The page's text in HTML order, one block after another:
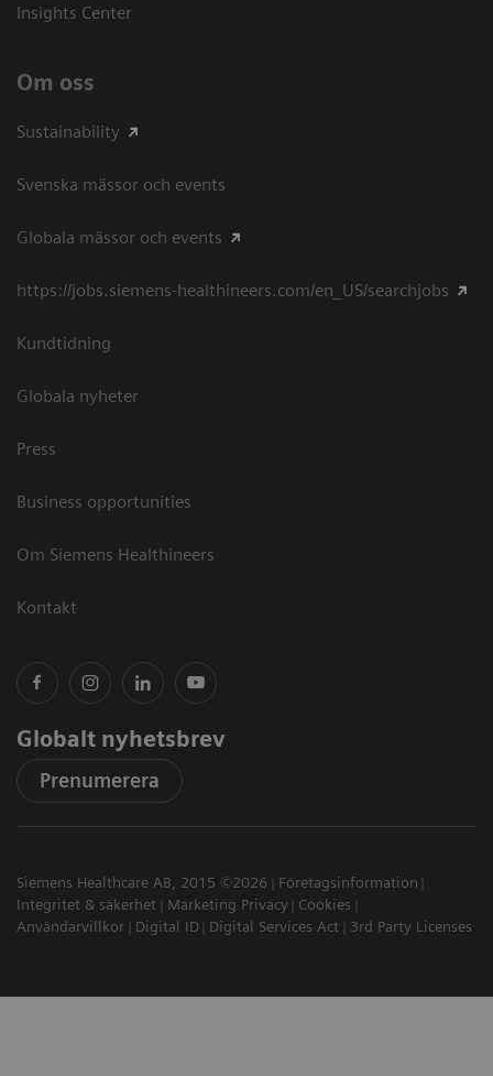
Insights Center
Om oss
Sustainability
Svenska mässor och events
Globala mässor och events
https://jobs.siemens-healthineers.com/en_US/searchjobs
Kundtidning
Globala nyheter
Press
Business opportunities
Om Siemens Healthineers
Kontakt
Globalt nyhetsbrev
Prenumerera
Siemens Healthcare AB, 2015 ©2026
Företagsinformation
Integritet & säkerhet
Marketing Privacy
Cookies
Användarvillkor
Digital ID Digital Services Act 3rd Party Licenses